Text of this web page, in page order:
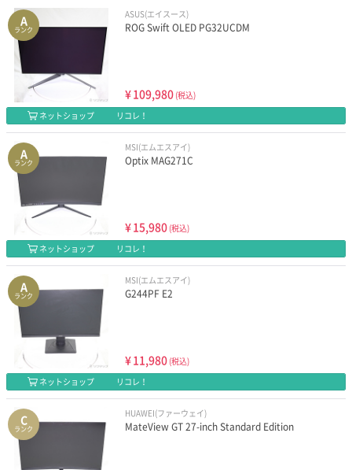
A
ランク
ASUS(エイスース)
ROG Swift OLED PG32UCDM
¥109,980 (税込)
ネットショップ
リコレ！
A
ランク
MSI(エムエスアイ)
Optix MAG271C
¥15,980 (税込)
ネットショップ
リコレ！
A
ランク
MSI(エムエスアイ)
G244PF E2
¥11,980 (税込)
ネットショップ
リコレ！
C
ランク
HUAWEI(ファーウェイ)
MateView GT 27-inch Standard Edition